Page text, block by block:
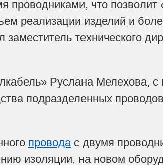
проводниками, что
реализации изделий и
заместитель технического
Руслана Мелехова,
подразделенных
проводас двумя
изоляции, на новом